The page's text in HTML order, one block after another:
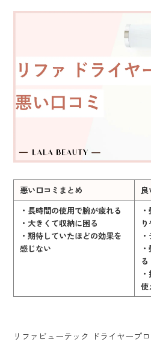
悪い口コミまとめ
良
・長時間の使用で腕が疲れる
・大きくて収納に困る
・期待していたほどの効果を
感じない
る
使
リファビューテック ドライヤープ